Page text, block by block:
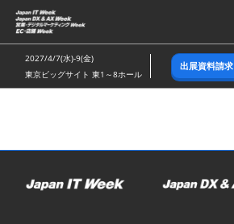
ス
キ
ッ
し
む
2027/4/7(水)-9(金)
東京ビッグサイト 東1～8ホール
出展資料請求